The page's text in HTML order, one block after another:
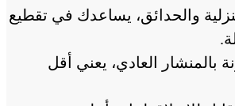
والحدائق، يساعدك في تقطيع
بالمنشار العادي، يعني أقل